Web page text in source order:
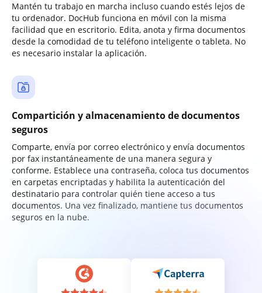
Mantén tu trabajo en marcha incluso cuando estés lejos de
tu ordenador. DocHub funciona en móvil con la misma
facilidad que en escritorio. Edita, anota y firma documentos
desde la comodidad de tu teléfono inteligente o tableta. No
es necesario instalar la aplicación.
Compartición y almacenamiento de documentos
seguros
Comparte, envía por correo electrónico y envía documentos
por fax instantáneamente de una manera segura y
conforme. Establece una contraseña, coloca tus documentos
en carpetas encriptadas y habilita la autenticación del
destinatario para controlar quién tiene acceso a tus
documentos. Una vez finalizado, mantiene tus documentos
seguros en la nube.